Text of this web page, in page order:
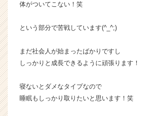
ア
h
e
r
r
e
体がついてこない！笑
という部分で苦戦しています(^_^;)
まだ社会人が始まったばかりですし
しっかりと成長できるように頑張ります！
寝ないとダメなタイプなので
睡眠もしっかり取りたいと思います！笑